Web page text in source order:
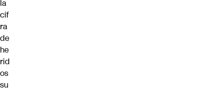
la
cif
ra
de
he
rid
os
su